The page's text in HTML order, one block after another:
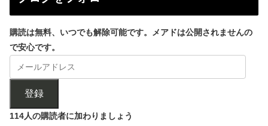
購読は無料、いつでも解除可能です。メアドは公開されませんの
で安心です。
登録
114人の購読者に加わりましょう